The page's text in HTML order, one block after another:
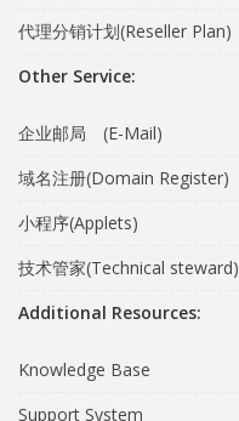
代理分销计划(Reseller Plan)
Other Service:
企业邮局 (E-Mail)
域名注册(Domain Register)
小程序(Applets)
技术管家(Technical steward)
Additional Resources:
Knowledge Base
Support System